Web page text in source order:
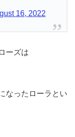
16, 2022
ーズは
なったローラとい